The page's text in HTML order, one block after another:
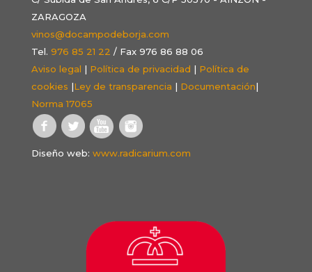
ZARAGOZA
vinos@docampodeborja.com
Tel. 976 85 21 22 / Fax 976 86 88 06
Aviso legal | Política de privacidad | Política de
cookies |Ley de transparencia | Documentación|
Norma 17065
Diseño web: www.radicarium.com